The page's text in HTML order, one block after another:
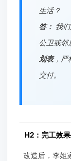
生活？
答： 我
公卫或邻
划表，严
交付。
H2：完工效
改造后，李姐